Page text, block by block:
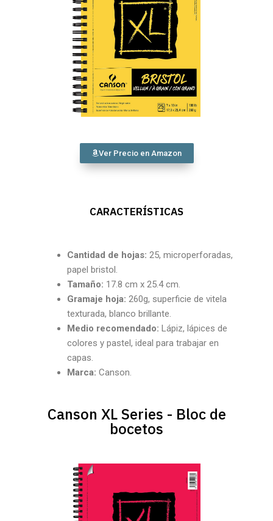
Ver Precio en Amazon
CARACTERÍSTICAS
Cantidad de hojas: 25, microperforadas,
papel bristol.
Tamaño: 17.8 cm x 25.4 cm.
Gramaje hoja: 260g, superficie de vitela
texturada, blanco brillante.
Medio recomendado: Lápiz, lápices de
colores y pastel, ideal para trabajar en
capas.
Marca: Canson.
Canson XL Series - Bloc de
bocetos